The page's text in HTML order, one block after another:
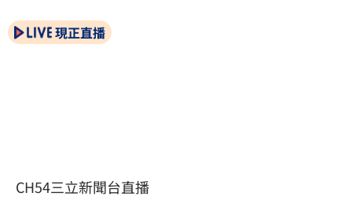
現正直播
CH54三立新聞台直播